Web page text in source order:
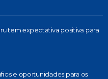
tem expectativa positiva para
e oportunidades para os